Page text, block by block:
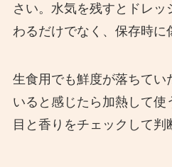
さい。水気を残すとドレ
わるだけでなく、保存時に
生食用でも鮮度が落ちてい
いると感じたら加熱して使
目と香りをチェックして判